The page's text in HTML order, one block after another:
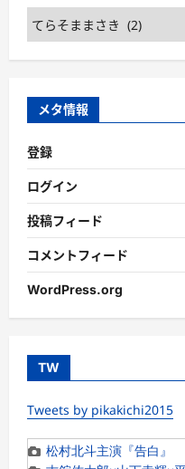
カ
テ
ゴ
ー
メタ情報
登録
ログイン
投稿フィード
コメントフィード
WordPress.org
TW
Tweets by pikakichi2015